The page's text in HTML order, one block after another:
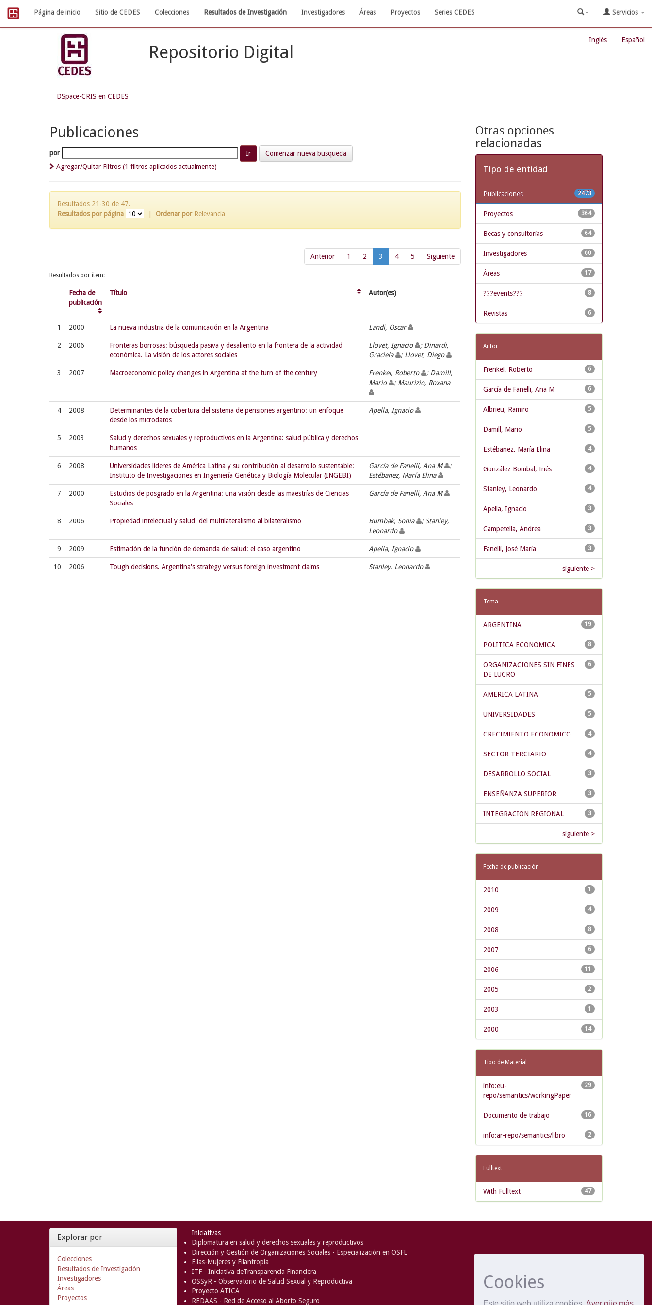
Cookies
navigation
Página de inicio Sitio de CEDES Colecciones Resultados de Investigación Investigadores Áreas Proyectos Series CEDES Servicios
Inglés Español
Repositorio Digital
DSpace-CRIS en CEDES
Publicaciones
por
Comenzar nueva busqueda
Agregar/Quitar Filtros (1 filtros aplicados actualmente)
Resultados 21-30 de 47.
Resultados por página
Ordenar por Relevancia
Anterior 1 2 3 4 5 Siguiente
Resultados por ítem:
Fecha de
publicación
Título Autor(es)
1 2000 La nueva industria de la comunicación en la Argentina Landi, Oscar
2 2006
Fronteras borrosas: búsqueda pasiva y desaliento en la frontera de la actividad
económica. La visión de los actores sociales
Llovet, Ignacio
; Dinardi,
Graciela
; Llovet, Diego
3 2007 Macroeconomic policy changes in Argentina at the turn of the century Frenkel, Roberto
; Damill,
Mario
; Maurizio, Roxana
4 2008
Determinantes de la cobertura del sistema de pensiones argentino: un enfoque
desde los microdatos
Apella, Ignacio
5 2003
Salud y derechos sexuales y reproductivos en la Argentina: salud pública y derechos
humanos
6 2008
Universidades líderes de América Latina y su contribución al desarrollo sustentable:
Instituto de Investigaciones en Ingeniería Genética y Biología Molecular (INGEBI)
García de Fanelli, Ana M
;
Estébanez, María Elina
7 2000
Estudios de posgrado en la Argentina: una visión desde las maestrías de Ciencias
Sociales
García de Fanelli, Ana M
8 2006 Propiedad intelectual y salud: del multilateralismo al bilateralismo Bumbak, Sonia
; Stanley,
Leonardo
9 2009 Estimación de la función de demanda de salud: el caso argentino Apella, Ignacio
10 2006 Tough decisions. Argentina's strategy versus foreign investment claims Stanley, Leonardo
Otras opciones
relacionadas
Tipo de entidad
2473
Publicaciones
364
Proyectos
64
Becas y consultorías
60
Investigadores
17
Áreas
8
???events???
6
Revistas
Autor
6
Frenkel, Roberto
6
García de Fanelli, Ana M
5
Albrieu, Ramiro
5
Damill, Mario
4
Estébanez, María Elina
4
González Bombal, Inés
4
Stanley, Leonardo
3
Apella, Ignacio
3
Campetella, Andrea
3
Fanelli, José María
siguiente >
Tema
19
ARGENTINA
8
POLITICA ECONOMICA
6
ORGANIZACIONES SIN FINES
DE LUCRO
5
AMERICA LATINA
5
UNIVERSIDADES
4
CRECIMIENTO ECONOMICO
4
SECTOR TERCIARIO
3
DESARROLLO SOCIAL
3
ENSEÑANZA SUPERIOR
3
INTEGRACION REGIONAL
siguiente >
Fecha de publicación
1
2010
4
2009
8
2008
6
2007
11
2006
2
2005
1
2003
14
2000
Tipo de Material
29
info:eu-
repo/semantics/workingPaper
16
Documento de trabajo
2
info:ar-repo/semantics/libro
Fulltext
47
With Fulltext
Explorar por
Colecciones
Resultados de Investigación
Investigadores
Áreas
Proyectos
Iniciativas
Diplomatura en salud y derechos sexuales y reproductivos
Dirección y Gestión de Organizaciones Sociales - Especialización en OSFL
Ellas-Mujeres y Filantropía
ITF - Iniciativa deTransparencia Financiera
OSSyR - Observatorio de Salud Sexual y Reproductiva
Proyecto ATICA
REDAAS - Red de Acceso al Aborto Seguro